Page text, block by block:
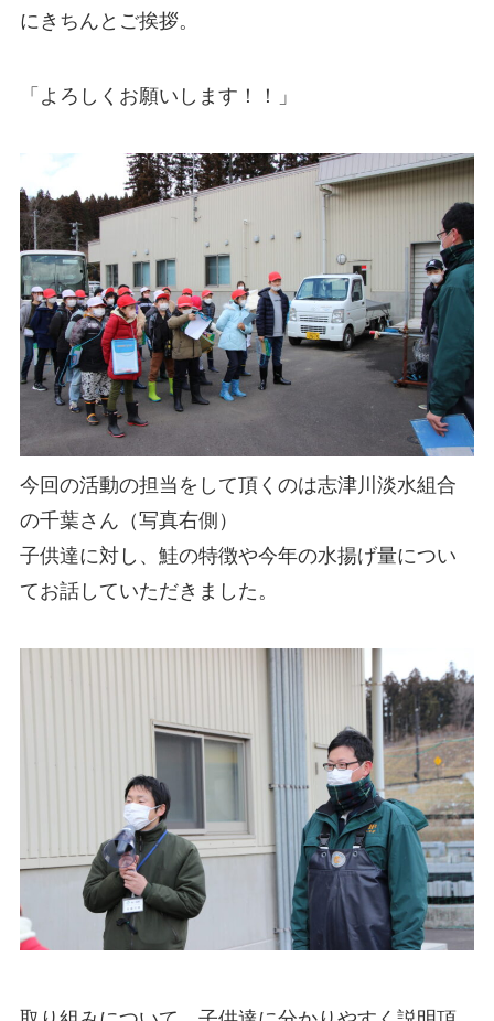
にきちんとご挨拶。
「よろしくお願いします！！」
今回の活動の担当をして頂くのは志津川淡水組合
の千葉さん（写真右側）
子供達に対し、鮭の特徴や今年の水揚げ量につい
てお話していただきました。